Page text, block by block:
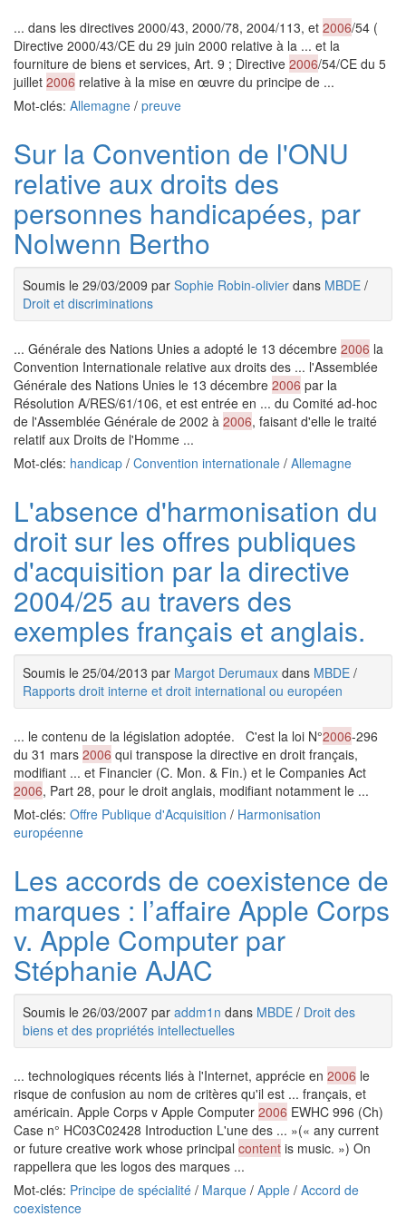
... dans les directives 2000/43, 2000/78, 2004/113, et 2006/54 (
Directive 2000/43/CE du 29 juin 2000 relative à la ... et la
fourniture de biens et services, Art. 9 ; Directive 2006/54/CE du 5
juillet 2006 relative à la mise en œuvre du principe de ...
Mot-clés: Allemagne / preuve
Sur la Convention de l'ONU
relative aux droits des
personnes handicapées, par
Nolwenn Bertho
Soumis le 29/03/2009 par Sophie Robin-olivier dans MBDE /
Droit et discriminations
... Générale des Nations Unies a adopté le 13 décembre 2006 la
Convention Internationale relative aux droits des ... l'Assemblée
Générale des Nations Unies le 13 décembre 2006 par la
Résolution A/RES/61/106, et est entrée en ... du Comité ad-hoc
de l'Assemblée Générale de 2002 à 2006, faisant d'elle le traité
relatif aux Droits de l'Homme ...
Mot-clés: handicap / Convention internationale / Allemagne
L'absence d'harmonisation du
droit sur les offres publiques
d'acquisition par la directive
2004/25 au travers des
exemples français et anglais.
Soumis le 25/04/2013 par Margot Derumaux dans MBDE /
Rapports droit interne et droit international ou européen
... le contenu de la législation adoptée. C'est la loi N°2006-296
du 31 mars 2006 qui transpose la directive en droit français,
modifiant ... et Financier (C. Mon. & Fin.) et le Companies Act
2006, Part 28, pour le droit anglais, modifiant notamment le ...
Mot-clés: Offre Publique d'Acquisition / Harmonisation
européenne
Les accords de coexistence de
marques : l’affaire Apple Corps
v. Apple Computer par
Stéphanie AJAC
Soumis le 26/03/2007 par addm1n dans MBDE / Droit des
biens et des propriétés intellectuelles
... technologiques récents liés à l'Internet, apprécie en 2006 le
risque de confusion au nom de critères qu'il est ... français, et
américain. Apple Corps v Apple Computer 2006 EWHC 996 (Ch)
Case n° HC03C02428 Introduction L'une des ... »(« any current
or future creative work whose principal content is music. ») On
rappellera que les logos des marques ...
Mot-clés: Principe de spécialité / Marque / Apple / Accord de
coexistence